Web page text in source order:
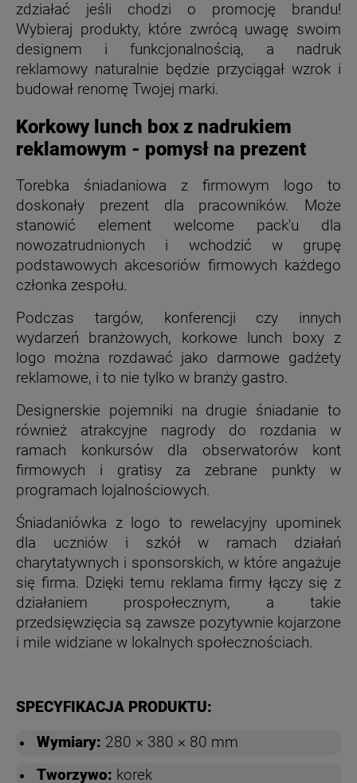
zdziałać jeśli chodzi o promocję brandu!
Wybieraj produkty, które zwrócą uwagę swoim
designem i funkcjonalnością, a nadruk
reklamowy naturalnie będzie przyciągał wzrok i
budował renomę Twojej marki.
Korkowy lunch box z nadrukiem
reklamowym - pomysł na prezent
Torebka śniadaniowa z firmowym logo to
doskonały prezent dla pracowników. Może
stanowić element welcome pack'u dla
nowozatrudnionych i wchodzić w grupę
podstawowych akcesoriów firmowych każdego
członka zespołu.
Podczas targów, konferencji czy innych
wydarzeń branżowych, korkowe lunch boxy z
logo można rozdawać jako darmowe gadżety
reklamowe, i to nie tylko w branży gastro.
Designerskie pojemniki na drugie śniadanie to
również atrakcyjne nagrody do rozdania w
ramach konkursów dla obserwatorów kont
firmowych i gratisy za zebrane punkty w
programach lojalnościowych.
Śniadaniówka z logo to rewelacyjny upominek
dla uczniów i szkół w ramach działań
charytatywnych i sponsorskich, w które angażuje
się firma. Dzięki temu reklama firmy łączy się z
działaniem prospołecznym, a takie
przedsięwzięcia są zawsze pozytywnie kojarzone
i mile widziane w lokalnych społecznościach.
SPECYFIKACJA PRODUKTU:
Wymiary: 280 × 380 × 80 mm
Tworzywo: korek